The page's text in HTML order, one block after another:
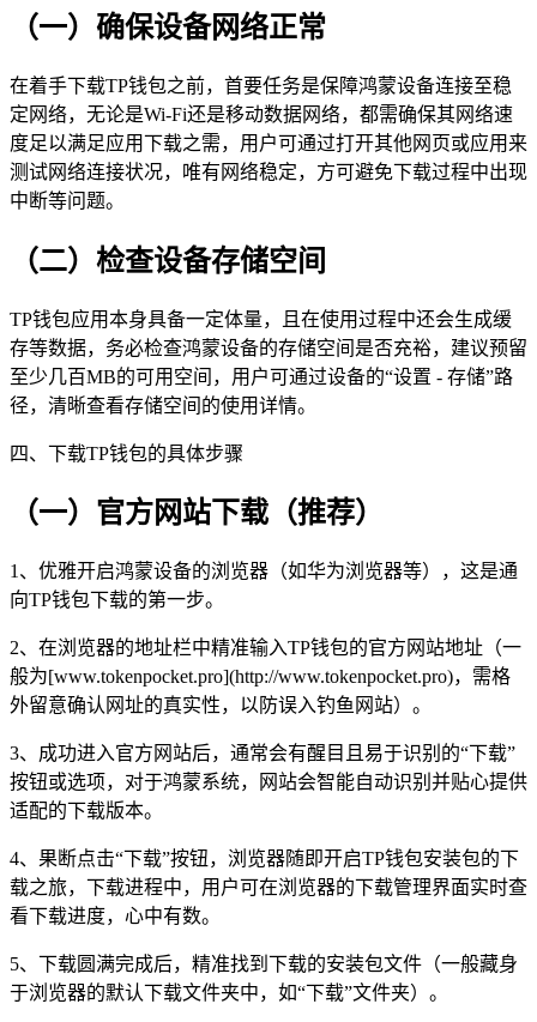
（一）确保设备网络正常
在着手下载TP钱包之前，首要任务是保障鸿蒙设备连接至稳
定网络，无论是Wi-Fi还是移动数据网络，都需确保其网络速
度足以满足应用下载之需，用户可通过打开其他网页或应用来
测试网络连接状况，唯有网络稳定，方可避免下载过程中出现
中断等问题。
（二）检查设备存储空间
TP钱包应用本身具备一定体量，且在使用过程中还会生成缓
存等数据，务必检查鸿蒙设备的存储空间是否充裕，建议预留
至少几百MB的可用空间，用户可通过设备的“设置 - 存储”路
径，清晰查看存储空间的使用详情。
四、下载TP钱包的具体步骤
（一）官方网站下载（推荐）
1、优雅开启鸿蒙设备的浏览器（如华为浏览器等），这是通
向TP钱包下载的第一步。
2、在浏览器的地址栏中精准输入TP钱包的官方网站地址（一
般为[www.tokenpocket.pro](http://www.tokenpocket.pro)，需格
外留意确认网址的真实性，以防误入钓鱼网站）。
3、成功进入官方网站后，通常会有醒目且易于识别的“下载”
按钮或选项，对于鸿蒙系统，网站会智能自动识别并贴心提供
适配的下载版本。
4、果断点击“下载”按钮，浏览器随即开启TP钱包安装包的下
载之旅，下载进程中，用户可在浏览器的下载管理界面实时查
看下载进度，心中有数。
5、下载圆满完成后，精准找到下载的安装包文件（一般藏身
于浏览器的默认下载文件夹中，如“下载”文件夹）。